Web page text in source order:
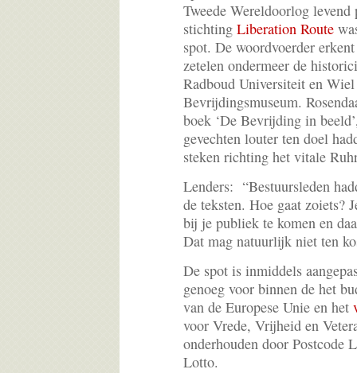
Tweede Wereldoorlog
stichting Liberation Route
spot. De woordvoerder
zetelen ondermeer de
Radboud Universiteit en
Bevrijdingsmuseum.
boek ‘De Bevrijding in
gevechten louter ten doel
steken richting het vitale
Lenders: “Bestuursleden
de teksten. Hoe gaat zoiets?
bij je publiek te komen en
Dat mag natuurlijk niet ten
De spot is inmiddels
genoeg voor binnen de het
van de Europese Unie en het
voor Vrede, Vrijheid en
onderhouden door
Lotto.